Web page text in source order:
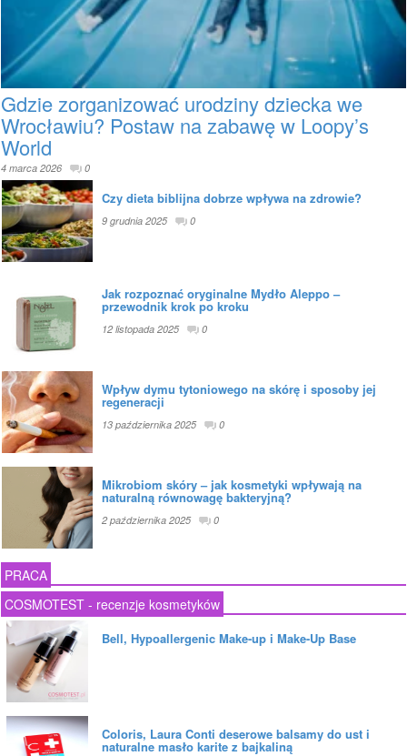
Gdzie zorganizować urodziny dziecka we
Wrocławiu? Postaw na zabawę w Loopy’s
World
4 marca 2026 0
Czy dieta biblijna dobrze wpływa na zdrowie?
9 grudnia 2025 0
Jak rozpoznać oryginalne Mydło Aleppo –
przewodnik krok po kroku
12 listopada 2025 0
Wpływ dymu tytoniowego na skórę i sposoby jej
regeneracji
13 października 2025 0
Mikrobiom skóry – jak kosmetyki wpływają na
naturalną równowagę bakteryjną?
2 października 2025 0
PRACA
COSMOTEST - recenzje kosmetyków
Bell, Hypoallergenic Make-up i Make-Up Base
Coloris, Laura Conti deserowe balsamy do ust i
naturalne masło karite z bajkaliną